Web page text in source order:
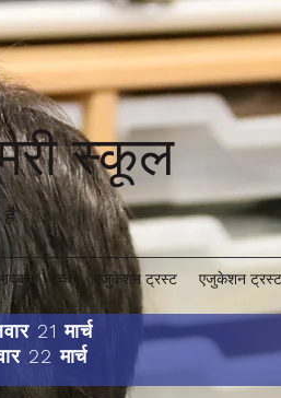
स्कूल
बच्चे एजुकेशन ट्रस्ट एजुकेशन ट्रस्ट
21 मार्च
22 मार्च